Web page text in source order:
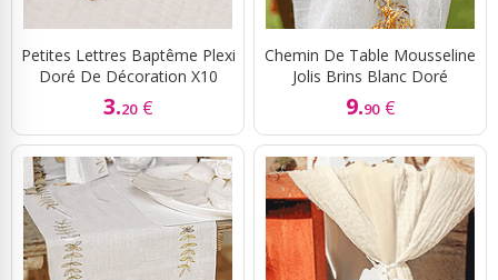
Petites Lettres Baptême Plexi
Doré De Décoration X10
3.20 €
Chemin De Table Mousseline
Jolis Brins Blanc Doré
9.90 €